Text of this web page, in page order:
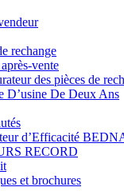
rechange
vente
des pièces de
D’usine De Deux Ans
d’Efficacité
RECORD
et brochures